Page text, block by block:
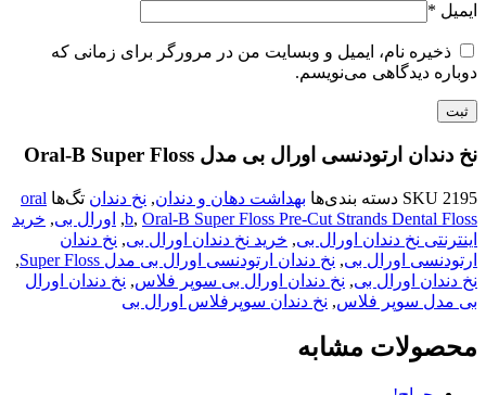
ایمیل *
ذخیره نام، ایمیل و وبسایت من در مرورگر برای زمانی که
دوباره دیدگاهی می‌نویسم.
نخ دندان ارتودنسی اورال بی مدل Oral-B Super Floss
SKU 2195 دسته بندی‌ها بهداشت دهان و دندان, نخ دندان تگ‌ها oral
b, Oral-B Super Floss Pre-Cut Strands Dental Floss
, اورال بی, خرید
اینترنتی نخ دندان اورال بی, خرید نخ دندان اورال بی, نخ دندان
ارتودنسی اورال بی, نخ دندان ارتودنسی اورال بی مدل Super Floss
,
نخ دندان اورال بی, نخ دندان اورال بی سوپر فلاس, نخ دندان اورال
بی مدل سوپر فلاس, نخ دندان سوپرفلاس اورال بی
محصولات مشابه